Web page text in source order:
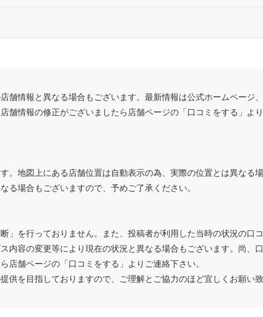
舗情報と異なる場合もございます。最新情報は公式ホームページ
舗情報の修正がございましたら店舗ページの「口コミをする」よ
。地図上にある店舗位置は自動表示の為、実際の位置とは異なる
る場合もございますので、予めご了承ください。
」を行っておりません。また、投稿者が利用した当時の状況の口コ
内容の変更等により現在の状況と異なる場合もございます。尚、
店舗ページの「口コミをする」よりご連絡下さい。
供を目指しておりますので、ご理解とご協力のほど宜しくお願い